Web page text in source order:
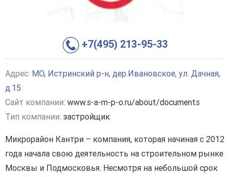
+7(495) 213-95-33
Адрес: МО, Истринский р-н, дер.Ивановское, ул. Дачная,
д.15
Сайт компании: www.s-a-m-p-o.ru/about/documents
Тип компании: застройщик
Микрорайон Кантри – компания, которая начиная с 2012
года начала свою деятельность на строительном рынке
Москвы и Подмосковья. Несмотря на небольшой срок